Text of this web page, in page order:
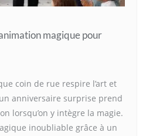
magique pour
coin de rue respire l’art et
anniversaire surprise prend
lorsqu’on y intègre la magie.
inoubliable grâce à un